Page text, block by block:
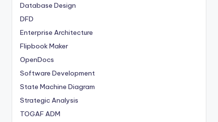
Database Design
DFD
Enterprise Architecture
Flipbook Maker
OpenDocs
Software Development
State Machine Diagram
Strategic Analysis
TOGAF ADM